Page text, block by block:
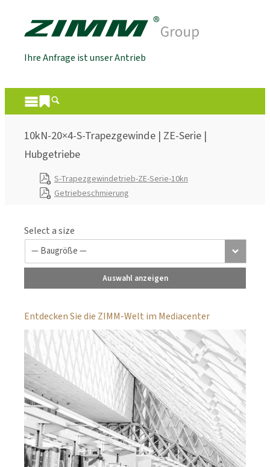
Ihre Anfrage ist unser Antrieb
10kN-20×4-S-Trapezgewinde | ZE-Serie |
Hubgetriebe
S-Trapezgewindetrieb-ZE-Serie-10kn
Getriebeschmierung
Select a size
Auswahl anzeigen
Entdecken Sie die ZIMM-Welt im Mediacenter